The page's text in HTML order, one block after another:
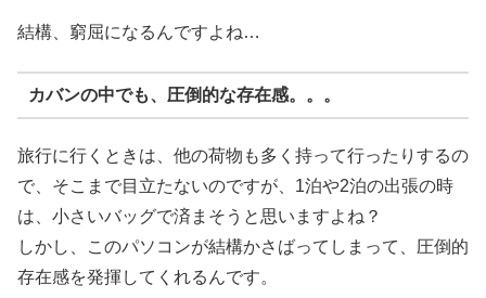
結構、窮屈になるんですよね…
カバンの中でも、圧倒的な存在感。。。
旅行に行くときは、他の荷物も多く持って行ったりするの
で、そこまで目立たないのですが、1泊や2泊の出張の時
は、小さいバッグで済まそうと思いますよね？
しかし、このパソコンが結構かさばってしまって、圧倒的
存在感を発揮してくれるんです。